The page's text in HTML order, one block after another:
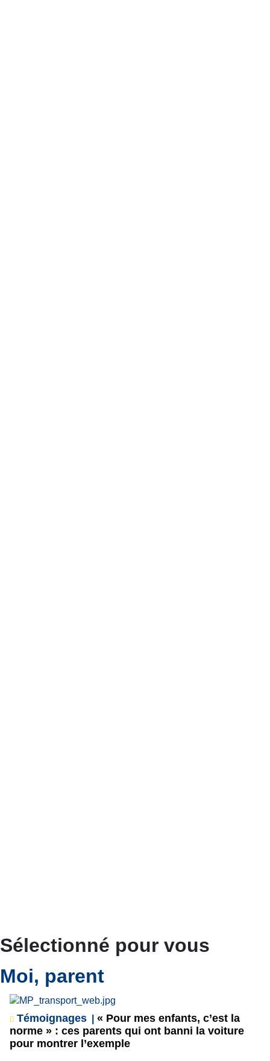
Sélectionné pour vous
Moi, parent
Témoignages
« Pour mes enfants, c’est la
norme » : ces parents qui ont banni la voiture
pour montrer l’exemple